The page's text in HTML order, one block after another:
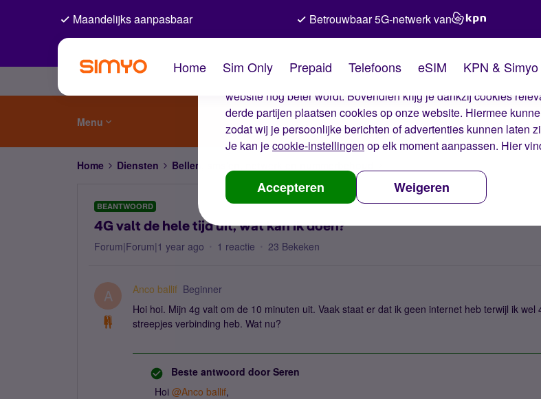
De cookies van Simyo
Wij gebruiken cookies op onze website. Met deze cookies
website nog beter wordt. Bovendien krijg je dankzij cookies
derde partijen plaatsen cookies op onze website. Hiermee
zodat wij je persoonlijke berichten of advertenties kunnen laten
Je kan jecookie-instellingen op elk moment aanpassen. Hier
Accepteren Weigeren
Maandelijks aanpasbaar Betrouwbaar 5G-netwerk van
Home Sim Only Prepaid Telefoons eSIM KPN &
Menu
Home Diensten Bellen, sms'en, netwerk en nummerbehoud
BEANTWOORD
4G valt de hele tijd uit, wat kan ik doen?
Forum|Forum|1 year ago 1 reactie 23 Bekeken
A Anco ballif Beginner
Hoi hoi. Mijn 4g valt om de 10 minuten uit. Vaak staat er dat ik geen internet heb terwijl ik wel
streepjes verbinding heb. Wat nu?
Beste antwoord door Seren
Hoi ​ @Anco ballif,